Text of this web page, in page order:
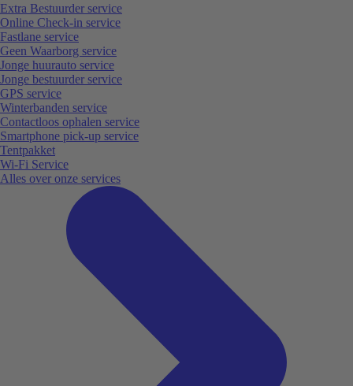
Extra Bestuurder service
Online Check-in service
Fastlane service
Geen Waarborg service
Jonge huurauto service
Jonge bestuurder service
GPS service
Winterbanden service
Contactloos ophalen service
Smartphone pick-up service
Tentpakket
Wi-Fi Service
Alles over onze services